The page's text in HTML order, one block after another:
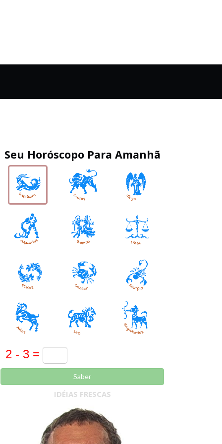
Seu Horóscopo Para Amanhã
Saber
IDÉIAS FRESCAS